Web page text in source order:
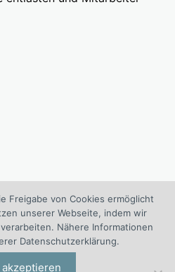
ist die Management Board
Consulting Division der I.O.
Freigabe von Cookies ermöglicht
unserer Webseite, indem wir
Nähere Informationen
Datenschutzerklärung.